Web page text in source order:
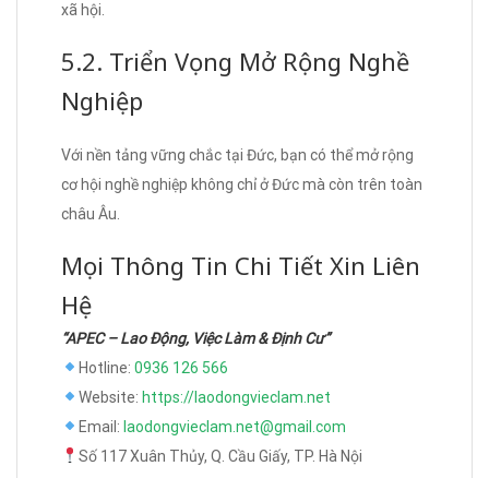
xã hội.
5.2. Triển Vọng Mở Rộng Nghề
Nghiệp
Với nền tảng vững chắc tại Đức, bạn có thể mở rộng
cơ hội nghề nghiệp không chỉ ở Đức mà còn trên toàn
châu Âu.
Mọi Thông Tin Chi Tiết Xin Liên
Hệ
“APEC – Lao Động, Việc Làm & Định Cư”
Hotline: 0936 126 566
Website: https://laodongvieclam.net
Email: laodongvieclam.net@gmail.com
Số 117 Xuân Thủy, Q. Cầu Giấy, TP. Hà Nội